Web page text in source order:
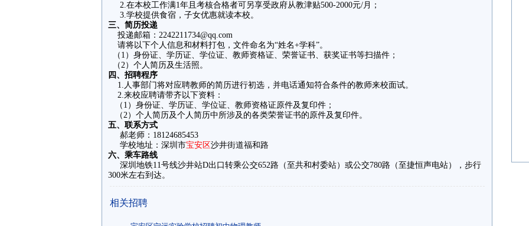
2.在本校工作满1年且考核合格者可另享受政府从教津贴500-2000元/月；
3.学校提供食宿，子女优惠就读本校。
三、 简历投递
投递邮箱：2242211734@qq.com
请将以下个人信息和材料打包，文件命名为“姓名+学科”。
（1）身份证、学历证、学位证、教师资格证、荣誉证书、获奖证书等扫描件；
（2）个人简历及生活照。
四 、招聘程序
1.人事部门将对应聘教师的简历进行初选，并电话通知符合条件的教师来校面试。
2.来校应聘请带齐以下资料：
（1）身份证、学历证、学位证、教师资格证原件及复印件；
（2）个人简历及个人简历中所涉及的各类荣誉证书的原件及复印件。
五、联系方式
郝老师：18124685453
学校地址：深圳市宝安区沙井街道福和路
六、乘车路线
深圳地铁11号线沙井站D出口转乘公交652路（至共和村委站）或公交780路（至捷恒声电站），步行
300米左右到达。
相关招聘